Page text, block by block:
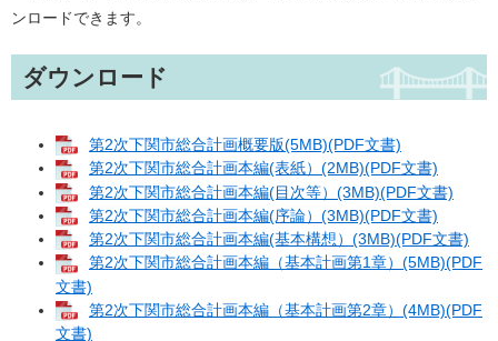
ンロードできます。
ダウンロード
第2次下関市総合計画概要版(5MB)(PDF文書)
第2次下関市総合計画本編(表紙）(2MB)(PDF文書)
第2次下関市総合計画本編(目次等）(3MB)(PDF文書)
第2次下関市総合計画本編(序論）(3MB)(PDF文書)
第2次下関市総合計画本編(基本構想）(3MB)(PDF文書)
第2次下関市総合計画本編（基本計画第1章）(5MB)(PDF
文書)
第2次下関市総合計画本編（基本計画第2章）(4MB)(PDF
文書)